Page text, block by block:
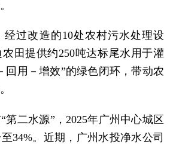
经过改造的10处农村污水处理设
田提供约250吨达标尾水用于灌
回用－增效”的绿色闭环，带动农
第二水源”，2025年广州中心城区
34%。近期，广州水投净水公司